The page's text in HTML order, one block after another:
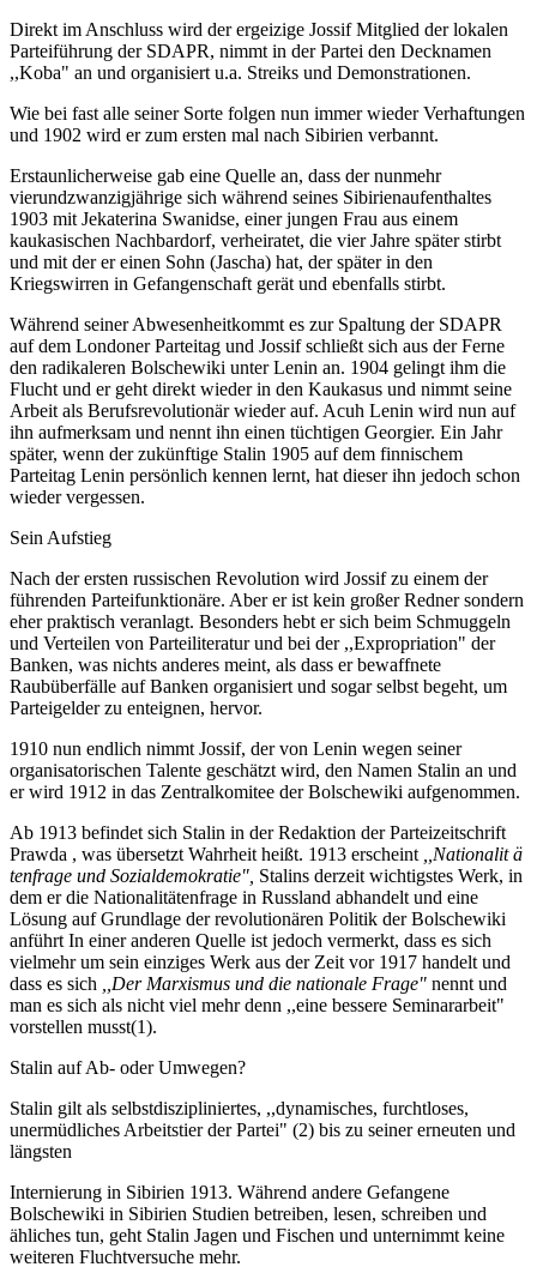
Direkt im Anschluss wird der ergeizige Jossif Mitglied der lokalen
Parteiführung der SDAPR, nimmt in der Partei den Decknamen
,,Koba" an und organisiert u.a. Streiks und Demonstrationen.
Wie bei fast alle seiner Sorte folgen nun immer wieder Verhaftungen
und 1902 wird er zum ersten mal nach Sibirien verbannt.
Erstaunlicherweise gab eine Quelle an, dass der nunmehr
vierundzwanzigjährige sich während seines Sibirienaufenthaltes
1903 mit Jekaterina Swanidse, einer jungen Frau aus einem
kaukasischen Nachbardorf, verheiratet, die vier Jahre später stirbt
und mit der er einen Sohn (Jascha) hat, der später in den
Kriegswirren in Gefangenschaft gerät und ebenfalls stirbt.
Während seiner Abwesenheitkommt es zur Spaltung der SDAPR
auf dem Londoner Parteitag und Jossif schließt sich aus der Ferne
den radikaleren Bolschewiki unter Lenin an. 1904 gelingt ihm die
Flucht und er geht direkt wieder in den Kaukasus und nimmt seine
Arbeit als Berufsrevolutionär wieder auf. Acuh Lenin wird nun auf
ihn aufmerksam und nennt ihn einen tüchtigen Georgier. Ein Jahr
später, wenn der zukünftige Stalin 1905 auf dem finnischem
Parteitag Lenin persönlich kennen lernt, hat dieser ihn jedoch schon
wieder vergessen.
Sein Aufstieg
Nach der ersten russischen Revolution wird Jossif zu einem der
führenden Parteifunktionäre. Aber er ist kein großer Redner sondern
eher praktisch veranlagt. Besonders hebt er sich beim Schmuggeln
und Verteilen von Parteiliteratur und bei der ,,Expropriation" der
Banken, was nichts anderes meint, als dass er bewaffnete
Raubüberfälle auf Banken organisiert und sogar selbst begeht, um
Parteigelder zu enteignen, hervor.
1910 nun endlich nimmt Jossif, der von Lenin wegen seiner
organisatorischen Talente geschätzt wird, den Namen Stalin an und
er wird 1912 in das Zentralkomitee der Bolschewiki aufgenommen.
Ab 1913 befindet sich Stalin in der Redaktion der Parteizeitschrift
Prawda , was übersetzt Wahrheit heißt. 1913 erscheint
,,Nationalit ä
tenfrage und Sozialdemokratie", Stalins derzeit wichtigstes Werk, in
dem er die Nationalitätenfrage in Russland abhandelt und eine
Lösung auf Grundlage der revolutionären Politik der Bolschewiki
anführt In einer anderen Quelle ist jedoch vermerkt, dass es sich
vielmehr um sein einziges Werk aus der Zeit vor 1917 handelt und
dass es sich
,,Der Marxismus und die nationale Frage" nennt und
man es sich als nicht viel mehr denn ,,eine bessere Seminararbeit"
vorstellen musst(1).
Stalin auf Ab- oder Umwegen?
Stalin gilt als selbstdiszipliniertes, ,,dynamisches, furchtloses,
unermüdliches Arbeitstier der Partei" (2) bis zu seiner erneuten und
längsten
Internierung in Sibirien 1913. Während andere Gefangene
Bolschewiki in Sibirien Studien betreiben, lesen, schreiben und
ähliches tun, geht Stalin Jagen und Fischen und unternimmt keine
weiteren Fluchtversuche mehr.